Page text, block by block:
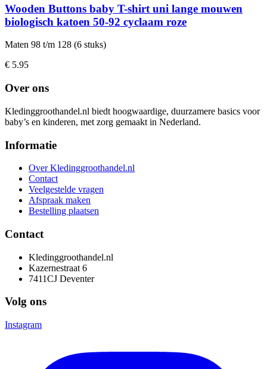
Wooden Buttons baby T-shirt uni lange mouwen
biologisch katoen 50-92 cyclaam roze
Maten 98 t/m 128 (6 stuks)
€ 5.95
Over ons
Kledinggroothandel.nl biedt hoogwaardige, duurzamere basics voor
baby’s en kinderen, met zorg gemaakt in Nederland.
Informatie
Over Kledinggroothandel.nl
Contact
Veelgestelde vragen
Afspraak maken
Bestelling plaatsen
Contact
Kledinggroothandel.nl
Kazernestraat 6
7411CJ Deventer
Volg ons
Instagram